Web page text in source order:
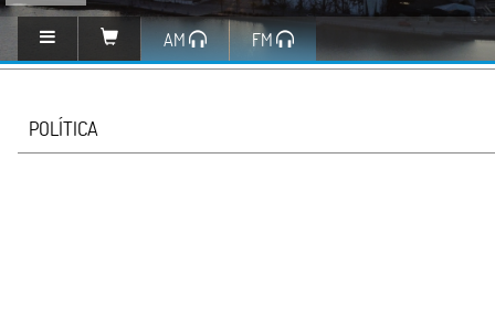
AM FM
POLÍTICA